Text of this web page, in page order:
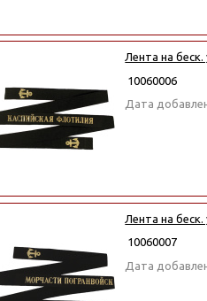
Лента на
10060006
Дата
Лента на
10060007
Дата